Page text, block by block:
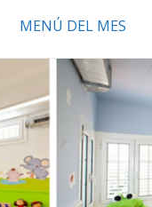
MENÚ DEL MES